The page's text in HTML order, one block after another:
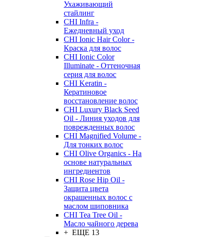
Ухаживающий
стайлинг
CHI Infra -
Ежедневный уход
CHI Ionic Hair Color -
Краска для волос
CHI Ionic Color
Illuminate - Оттеночная
серия для волос
CHI Keratin -
Кератиновое
восстановление волос
CHI Luxury Black Seed
Oil - Линия уходов для
поврежденных волос
CHI Magnified Volume -
Для тонких волос
CHI Olive Organics - На
основе натуральных
ингредиентов
CHI Rose Hip Oil -
Защита цвета
окрашенных волос с
маслом шиповника
CHI Tea Tree Oil -
Масло чайного дерева
+ ЕЩЕ 13